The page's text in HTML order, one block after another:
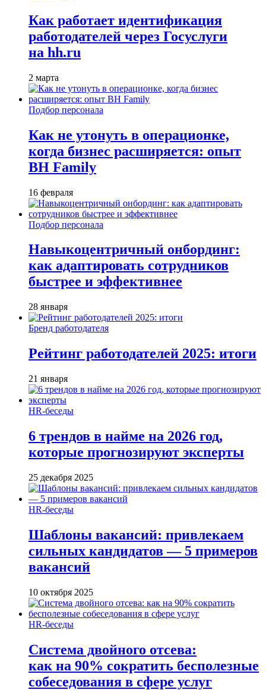
Как работает идентификация
работодателей через Госуслуги
на hh.ru
2 марта
Подбор персонала
Как не утонуть в операционке,
когда бизнес расширяется: опыт
BH Family
16 февраля
Подбор персонала
Навыкоцентричный онбординг:
как адаптировать сотрудников
быстрее и эффективнее
28 января
Бренд работодателя
Рейтинг работодателей 2025: итоги
21 января
HR-беседы
6 трендов в найме на 2026 год,
которые прогнозируют эксперты
25 декабря 2025
HR-беседы
Шаблоны вакансий: привлекаем
сильных кандидатов — 5 примеров
вакансий
10 октября 2025
HR-беседы
Система двойного отсева:
как на 90% сократить бесполезные
собеседования в сфере услуг